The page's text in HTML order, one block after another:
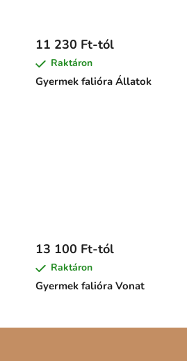
Gyermek falióra Állatok
11 230 Ft-tól
Raktáron
Gyermek falióra Vonat
13 100 Ft-tól
Raktáron